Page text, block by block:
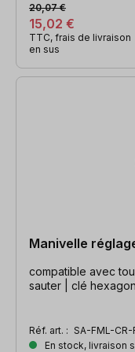
15,02 €
20,07 €
TTC, frais de livraison
en sus
Manivelle
compatible avec
sauter | clé
Réf. art. : SA-FML-CR-
En stock, livraison